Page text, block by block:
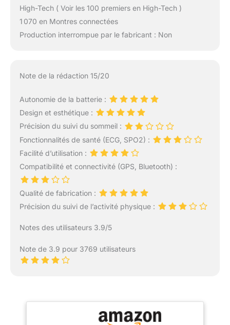
High-Tech ( Voir les 100 premiers en High-Tech )
1 070 en Montres connectées
Production interrompue par le fabricant : Non
Note de la rédaction 15/20
Autonomie de la batterie :
Design et esthétique :
Précision du suivi du sommeil :
Fonctionnalités de santé (ECG, SPO2) :
Facilité d’utilisation :
Compatibilité et connectivité (GPS, Bluetooth) :
Qualité de fabrication :
Précision du suivi de l’activité physique :
Notes des utilisateurs 3.9/5
Note de 3.9 pour 3769 utilisateurs